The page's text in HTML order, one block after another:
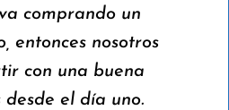
comprando un
entonces nosotros
con una buena
el día uno.